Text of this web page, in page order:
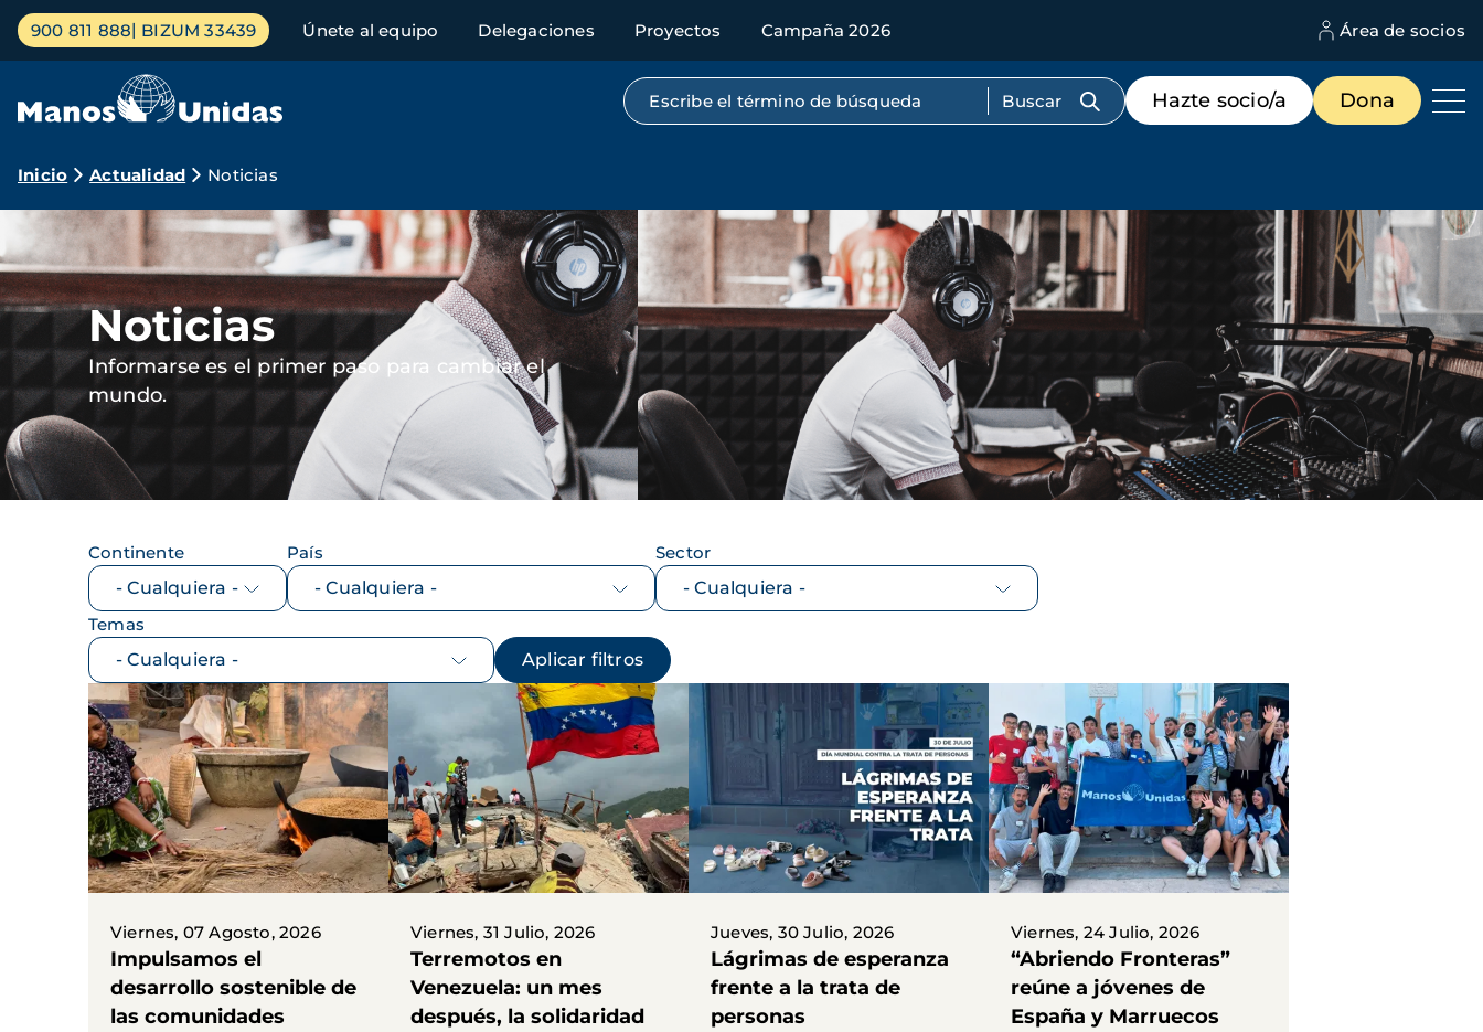
Pasar
contenido
Menú
principal
900 811 888 BIZUM 33439 Únete al equipo Delegaciones Proyectos Campaña 2026 Área de socios
Búsqueda por texto completo
Menú
de
destacados
Hazte socio/a Dona
Ruta
de
navegación
Inicio Actualidad Noticias
Imagen Imagen
Noticias
Informarse es el primer paso para cambiar el
mundo.
Continente País Sector
Temas
Viernes, 07 Agosto, 2026
Impulsamos el
desarrollo sostenible de
las comunidades
Viernes, 31 Julio, 2026
Terremotos en
Venezuela: un mes
después, la solidaridad
Jueves, 30 Julio, 2026
Lágrimas de esperanza
frente a la trata de
personas
Viernes, 24 Julio, 2026
“Abriendo Fronteras”
reúne a jóvenes de
España y Marruecos